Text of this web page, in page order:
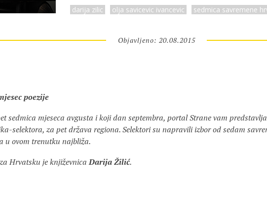
darija zilic olja savicevic ivancevic sedmica savremene
Objavljeno: 20.08.2015
poezije
sedmica mjeseca avgusta i koji dan septembra, portal Strane vam
selektora, za pet država regiona. Selektori su napravili izbor od sedam
u ovom trenutku najbliža.
Hrvatsku je književnicaDarija Žilić.